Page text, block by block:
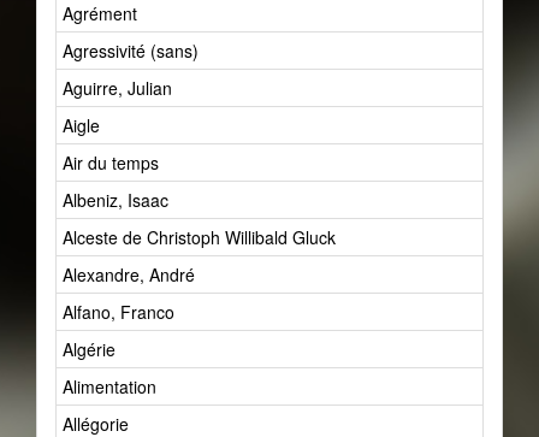
Agrément
Agressivité (sans)
Aguirre, Julian
Aigle
Air du temps
Albeniz, Isaac
Alceste de Christoph Willibald Gluck
Alexandre, André
Alfano, Franco
Algérie
Alimentation
Allégorie